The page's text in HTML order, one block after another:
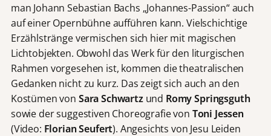
man Johann Sebastian Bachs „Johannes-Passion“ auch
auf einer Opernbühne aufführen kann. Vielschichtige
Erzählstränge vermischen sich hier mit magischen
Lichtobjekten. Obwohl das Werk für den liturgischen
Rahmen vorgesehen ist, kommen die theatralischen
Gedanken nicht zu kurz. Das zeigt sich auch an den
Kostümen von Sara Schwartzund Romy Springsguth
sowie der suggestiven Choreografie von Toni Jessen
(Video: Florian Seufert). Angesichts von Jesu Leiden